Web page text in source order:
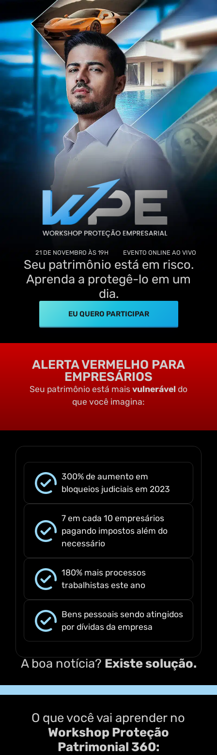
21 DE NOVEMBRO ÀS 19H EVENTO ONLINE AO VIVO
Seu patrimônio está em risco.
Aprenda a protegê-lo em um
dia.
EU QUERO PARTICIPAR
ALERTA VERMELHO PARA
EMPRESÁRIOS
Seu patrimônio está mais vulnerável do
que você imagina:
300% de aumento em
bloqueios judiciais em 2023
7 em cada 10 empresários
pagando impostos além do
necessário
180% mais processos
trabalhistas este ano
Bens pessoais sendo atingidos
por dívidas da empresa
A boa notícia? Existe solução.
O que você vai aprender no
Workshop Proteção
Patrimonial 360: